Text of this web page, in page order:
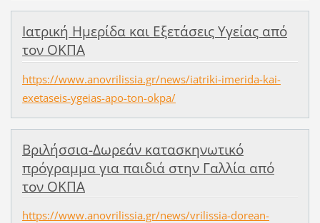
Ιατρική Ημερίδα και Εξετάσεις Υγείας από
τον ΟΚΠΑ
https://www.anovrilissia.gr/news/iatriki-imerida-kai-
exetaseis-ygeias-apo-ton-okpa/
Βριλήσσια-Δωρεάν κατασκηνωτικό
πρόγραμμα για παιδιά στην Γαλλία από
τον ΟΚΠΑ
https://www.anovrilissia.gr/news/vrilissia-dorean-